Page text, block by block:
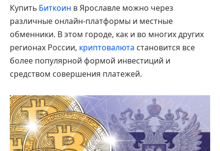
Купить Биткоин в Ярославле можно через
различные онлайн-платформы и местные
обменники. В этом городе, как и во многих других
регионах России, криптовалюта становится все
более популярной формой инвестиций и
средством совершения платежей.